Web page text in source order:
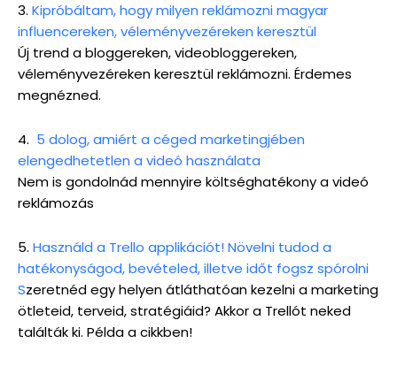
3. Kipróbáltam, hogy milyen reklámozni magyar
influencereken, véleményvezéreken keresztül
Új trend a bloggereken, videobloggereken,
véleményvezéreken keresztül reklámozni. Érdemes
megnézned.
4. 5 dolog, amiért a céged marketingjében
elengedhetetlen a videó használata
Nem is gondolnád mennyire költséghatékony a videó
reklámozás
5. Használd a Trello applikációt! Növelni tudod a
hatékonyságod, bevételed, illetve időt fogsz spórolni
Szeretnéd egy helyen átláthatóan kezelni a marketing
ötleteid, terveid, stratégiáid? Akkor a Trellót neked
találták ki. Példa a cikkben!